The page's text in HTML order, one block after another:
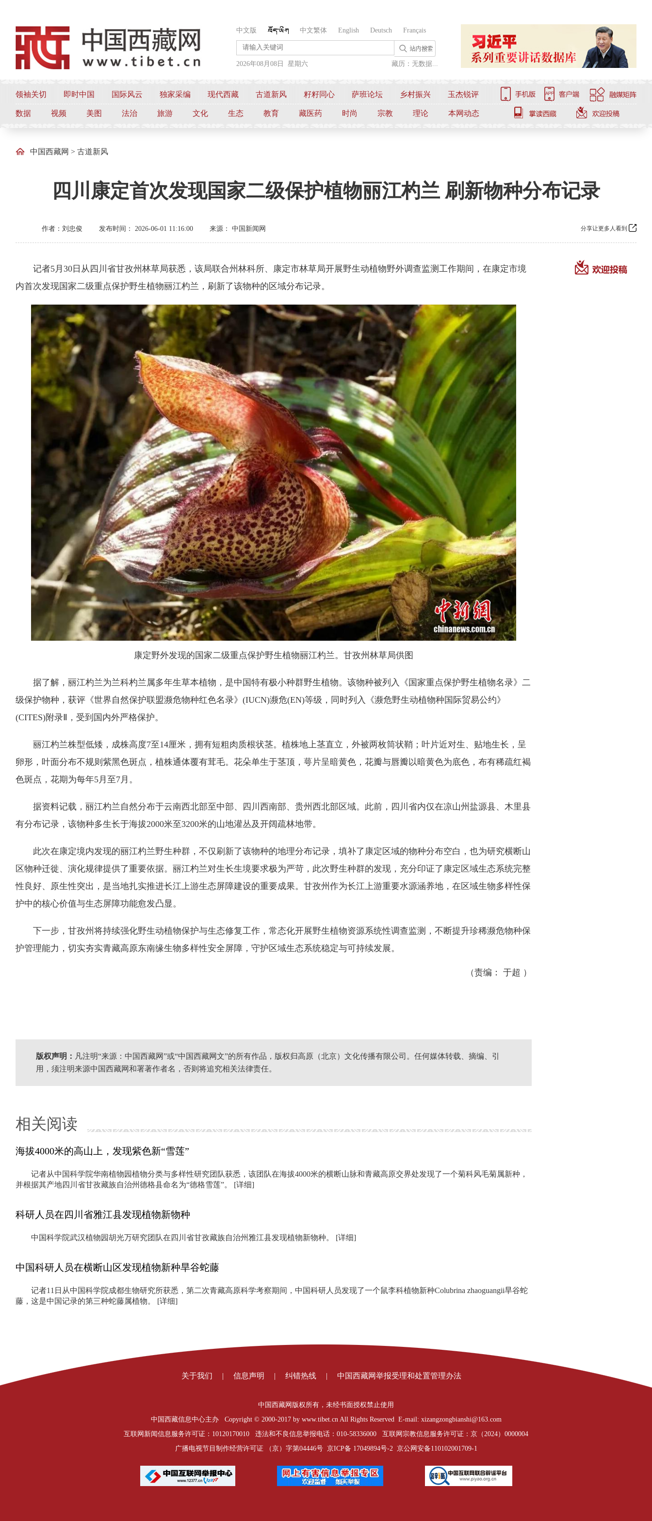
中文版 中文繁体 English Deutsch Français
2026年08月08日 星期六 藏历：无数据...
领袖关切 即时中国 国际风云 独家采编 现代西藏 古道新风 籽籽同心 萨班论坛 乡村振兴 玉杰锐评
数据 视频 美图 法治 旅游 文化 生态 教育 藏医药 时尚 宗教 理论 本网动态
中国西藏网 > 古道新风
四川康定首次发现国家二级保护植物丽江杓兰 刷新物种分布记录
作者：刘忠俊 发布时间： 2026-06-01 11:16:00 来源： 中国新闻网 分享让更多人看到
记者5月30日从四川省甘孜州林草局获悉，该局联合州林科所、康定市林草局开展野生动植物野外调查监测工作期间，在康定市境
内首次发现国家二级重点保护野生植物丽江杓兰，刷新了该物种的区域分布记录。
康定野外发现的国家二级重点保护野生植物丽江杓兰。甘孜州林草局供图
据了解，丽江杓兰为兰科杓兰属多年生草本植物，是中国特有极小种群野生植物。该物种被列入《国家重点保护野生植物名录》二
级保护物种，获评《世界自然保护联盟濒危物种红色名录》(IUCN)濒危(EN)等级，同时列入《濒危野生动植物种国际贸易公约》
(CITES)附录Ⅱ，受到国内外严格保护。
丽江杓兰株型低矮，成株高度7至14厘米，拥有短粗肉质根状茎。植株地上茎直立，外被两枚筒状鞘；叶片近对生、贴地生长，呈
卵形，叶面分布不规则紫黑色斑点，植株通体覆有茸毛。花朵单生于茎顶，萼片呈暗黄色，花瓣与唇瓣以暗黄色为底色，布有稀疏红褐
色斑点，花期为每年5月至7月。
据资料记载，丽江杓兰自然分布于云南西北部至中部、四川西南部、贵州西北部区域。此前，四川省内仅在凉山州盐源县、木里县
有分布记录，该物种多生长于海拔2000米至3200米的山地灌丛及开阔疏林地带。
此次在康定境内发现的丽江杓兰野生种群，不仅刷新了该物种的地理分布记录，填补了康定区域的物种分布空白，也为研究横断山
区物种迁徙、演化规律提供了重要依据。丽江杓兰对生长生境要求极为严苛，此次野生种群的发现，充分印证了康定区域生态系统完整
性良好、原生性突出，是当地扎实推进长江上游生态屏障建设的重要成果。甘孜州作为长江上游重要水源涵养地，在区域生物多样性保
护中的核心价值与生态屏障功能愈发凸显。
下一步，甘孜州将持续强化野生动植物保护与生态修复工作，常态化开展野生植物资源系统性调查监测，不断提升珍稀濒危物种保
护管理能力，切实夯实青藏高原东南缘生物多样性安全屏障，守护区域生态系统稳定与可持续发展。
（责编： 于超 ）
版权声明： 凡注明“来源：中国西藏网”或“中国西藏网文”的所有作品，版权归高原（北京）文化传播有限公司。任何媒体转载、摘编、引
用，须注明来源中国西藏网和署著作者名，否则将追究相关法律责任。
相关阅读
海拔4000米的高山上，发现紫色新“雪莲”
记者从中国科学院华南植物园植物分类与多样性研究团队获悉，该团队在海拔4000米的横断山脉和青藏高原交界处发现了一个菊科风毛菊属新种，
并根据其产地四川省甘孜藏族自治州德格县命名为“德格雪莲”。 [详细]
科研人员在四川省雅江县发现植物新物种
中国科学院武汉植物园胡光万研究团队在四川省甘孜藏族自治州雅江县发现植物新物种。 [详细]
中国科研人员在横断山区发现植物新种旱谷蛇藤
记者11日从中国科学院成都生物研究所获悉，第二次青藏高原科学考察期间，中国科研人员发现了一个鼠李科植物新种Colubrina zhaoguangii旱谷蛇
藤，这是中国记录的第三种蛇藤属植物。 [详细]
关于我们 | 信息声明 | 纠错热线 | 中国西藏网举报受理和处置管理办法
中国西藏网版权所有，未经书面授权禁止使用
中国西藏信息中心主办 Copyright © 2000-2017 by www.tibet.cn All Rights Reserved E-mail: xizangzongbianshi@163.com
互联网新闻信息服务许可证：10120170010 违法和不良信息举报电话：010-58336000 互联网宗教信息服务许可证：京（2024）0000004
广播电视节目制作经营许可证 （京）字第04446号 京ICP备 17049894号-2 京公网安备110102001709-1